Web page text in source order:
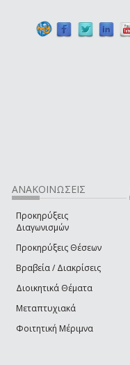
ΑΝΑΚΟΙΝΩΣΕΙΣ
Προκηρύξεις
Διαγωνισμών
Προκηρύξεις Θέσεων
Βραβεία / Διακρίσεις
Διοικητικά Θέματα
Μεταπτυχιακά
Φοιτητική Μέριμνα